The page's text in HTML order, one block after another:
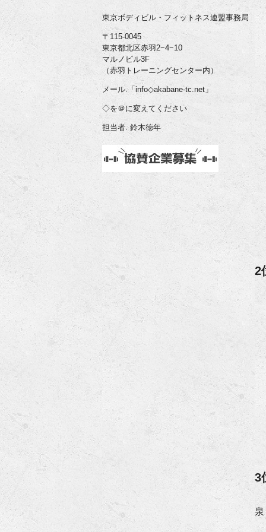
東京ボディビル・フィットネス連盟事務局
〒115-0045
東京都北区赤羽2−4−10
マルノビル3F
（赤羽トレーニングセンター内）
メール.「info◇akabane-tc.net」
◇を＠に変えてください
担当者. 鈴木徳年
2
3